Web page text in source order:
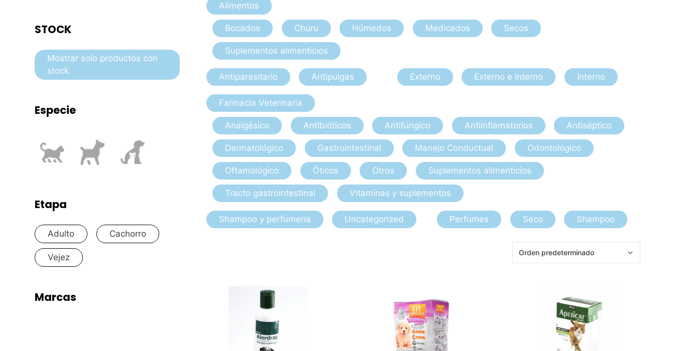
STOCK
Mostrar solo productos con
stock
Especie
Etapa
Adulto Cachorro
Vejez
Marcas
Alimentos
Bocados Churu Húmedos Medicados Secos
Suplementos alimenticios
Antiparasitario Externo Externo e interno Interno
Antipulgas
Farmacia Veterinaria
Analgésico Antibióticos Antifúngico Antiinflamatorios Antiséptico
Dermatológico Gastrointestinal Manejo Conductual Odontológico
Oftamológico Óticos Otros Suplementos alimenticios
Tracto gastrointestinal Vitaminas y suplementos
Shampoo y perfumería Perfumes Seco Shampoo
Uncategorized